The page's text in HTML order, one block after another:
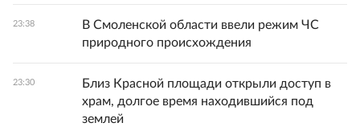
23:38
В Смоленской области ввели режим ЧС
природного происхождения
23:30
Близ Красной площади открыли доступ в
храм, долгое время находившийся под
землей